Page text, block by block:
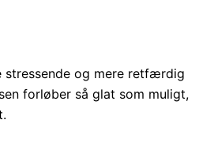
stressende og mere retfærdig
forløber så glat som muligt,